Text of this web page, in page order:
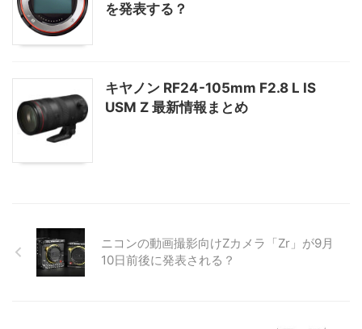
を発表する？
キヤノン RF24-105mm F2.8 L IS
USM Z 最新情報まとめ
ニコンの動画撮影向けZカメラ「Zr」が9月
10日前後に発表される？